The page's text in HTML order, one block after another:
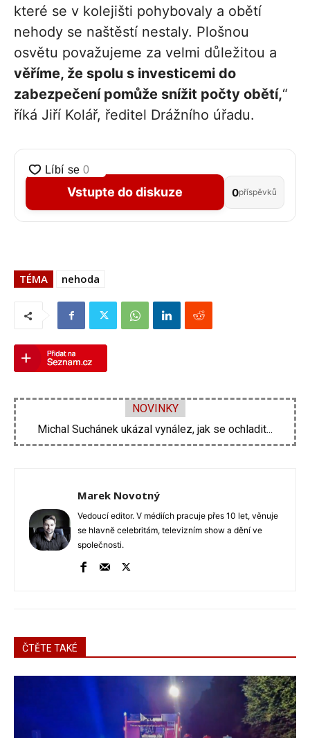
které se v kolejišti pohybovaly a obětí
nehody se naštěstí nestaly. Plošnou
osvětu považujeme za velmi důležitou a
věříme, že spolu s investicemi do
zabezpečení pomůže snížit počty obětí,“
říká Jiří Kolář, ředitel Drážního úřadu.
Vstupte do diskuze 0příspěvků
TÉMA nehoda
NOVINKY
Velká proměna Pavla Šporcla za pouhé tři...
Marek Novotný
Vedoucí editor. V médiích pracuje přes 10 let, věnuje
se hlavně celebritám, televizním show a dění ve
společnosti.
ČTĚTE TAKÉ